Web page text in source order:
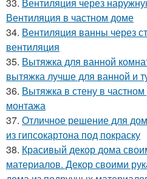
Вентиляция в частном доме
34. Вентиляция ванны через
вентиляция
35. Вытяжка для ванной
вытяжка лучше для ванной и
36. Вытяжка в стену в
монтажа
37. Отличное решение для
из гипсокартона под покраску
38. Красивый декор дома
материалов. Декор своими